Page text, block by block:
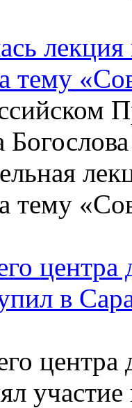
центра
в
центра